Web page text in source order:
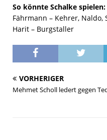
So könnte Schalke spielen:
Fährmann – Kehrer, Naldo,
Harit – Burgstaller
VORHERIGER
Mehmet Scholl ledert gegen